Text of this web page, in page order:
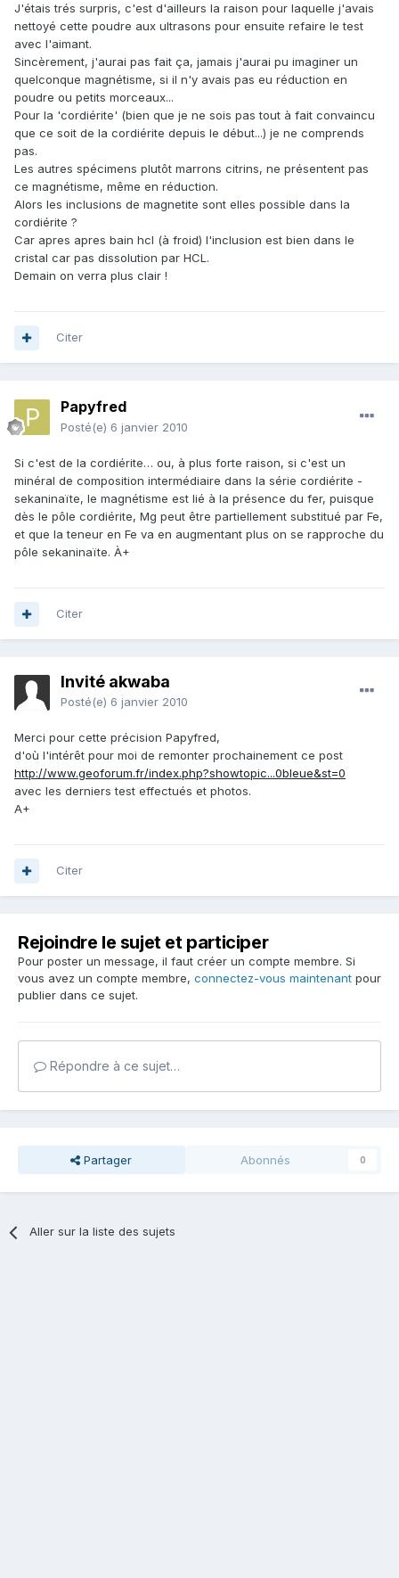
J'étais trés surpris, c'est d'ailleurs la raison pour laquelle j'avais
nettoyé cette poudre aux ultrasons pour ensuite refaire le test
avec l'aimant.
Sincèrement, j'aurai pas fait ça, jamais j'aurai pu imaginer un
quelconque magnétisme, si il n'y avais pas eu réduction en
poudre ou petits morceaux...
Pour la 'cordiérite' (bien que je ne sois pas tout à fait convaincu
que ce soit de la cordiérite depuis le début...) je ne comprends
pas.
Les autres spécimens plutôt marrons citrins, ne présentent pas
ce magnétisme, même en réduction.
Alors les inclusions de magnetite sont elles possible dans la
cordiérite ?
Car apres apres bain hcl (à froid) l'inclusion est bien dans le
cristal car pas dissolution par HCL.
Demain on verra plus clair !
Citer
Papyfred
Posté(e) 6 janvier 2010
Si c'est de la cordiérite… ou, à plus forte raison, si c'est un
minéral de composition intermédiaire dans la série cordiérite -
sekaninaïte, le magnétisme est lié à la présence du fer, puisque
dès le pôle cordiérite, Mg peut être partiellement substitué par Fe,
et que la teneur en Fe va en augmentant plus on se rapproche du
pôle sekaninaïte. À+
Citer
Invité akwaba
Posté(e) 6 janvier 2010
Merci pour cette précision Papyfred,
d'où l'intérêt pour moi de remonter prochainement ce post
http://www.geoforum.fr/index.php?showtopic...0bleue&st=0
avec les derniers test effectués et photos.
A+
Citer
Rejoindre le sujet et participer
Pour poster un message, il faut créer un compte membre. Si
vous avez un compte membre, connectez-vous maintenant pour
publier dans ce sujet.
Répondre à ce sujet…
Partager Abonnés 0
Aller sur la liste des sujets